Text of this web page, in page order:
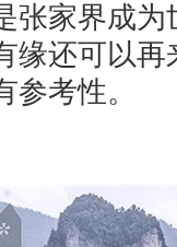
张家界成
缘还可以
参考性。